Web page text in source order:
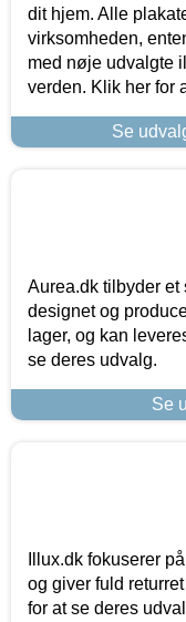
dit hjem. Alle
virksomheden,
med nøje udvalgte
verden. Klik her for
Se
Aurea.dk tilbyder et
designet og
lager, og kan
se deres udvalg.
Se
Illux.dk fokuserer
og giver fuld
for at se deres